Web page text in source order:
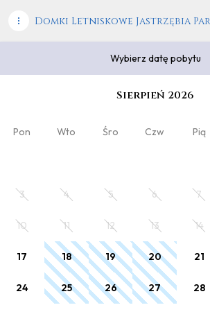
Domki Letniskowe Jastrzębia
Wybierz datę pobytuWybierz datę pobytu
Sierpień 2026
Pon Wto Śro Czw Pią
3 4 5 6 7
10 11 12 13 14
17 18 19 20 21
24 25 26 27 28
Wybierz datę lub jeden z